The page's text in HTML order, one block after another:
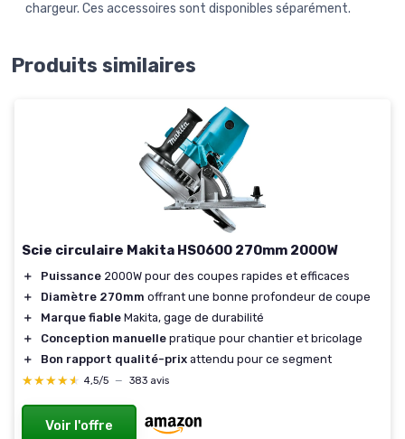
chargeur. Ces accessoires sont disponibles séparément.
Produits similaires
Scie circulaire Makita HS0600 270mm 2000W
＋ Puissance 2000W pour des coupes rapides et efficaces
＋
Diamètre 270mm offrant une bonne profondeur de coupe
＋
Marque fiable Makita, gage de durabilité
＋
Conception manuelle pratique pour chantier et bricolage
＋
Bon rapport qualité-prix attendu pour ce segment
★★★★★
★★★★★ 4,5/5 — 383 avis
Voir l'offre